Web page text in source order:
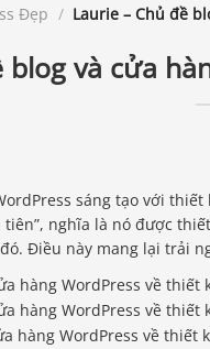
Đẹp / Laurie – Chủ đề
blog và cửa
sáng tạo với
tiên”, nghĩa là nó được
Điều này mang lại trải